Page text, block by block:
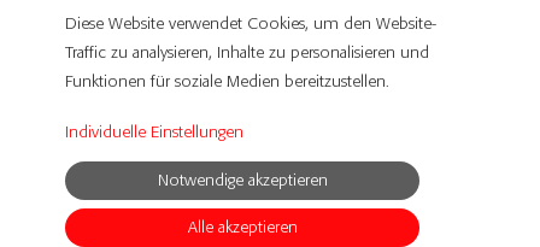
Ludwig-Meyer-Straße 2-4
61381 Friedrichsdorf
Datenschutzerklärung
© Copyright 2019 Meyer QSL DE. All Rights Reserved
powerd by
Diese Website verwendet Cookies, um den Website-
Traffic zu analysieren, Inhalte zu personalisieren und
Funktionen für soziale Medien bereitzustellen.
Individuelle Einstellungen
Notwendige akzeptieren
Alle akzeptieren